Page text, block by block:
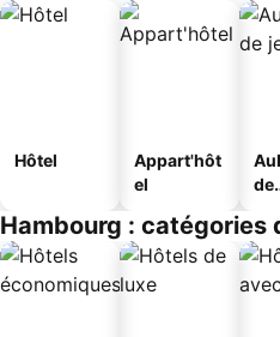
Hôtel
Appart'hôt
el
de
Hambourg : catégories